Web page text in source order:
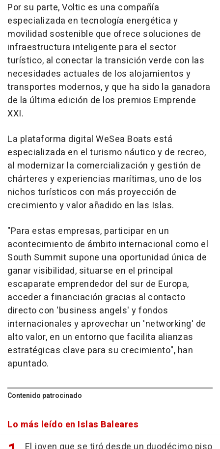
Por su parte, Voltic es una compañía
especializada en tecnología energética y
movilidad sostenible que ofrece soluciones de
infraestructura inteligente para el sector
turístico, al conectar la transición verde con las
necesidades actuales de los alojamientos y
transportes modernos, y que ha sido la ganadora
de la última edición de los premios Emprende
XXI.
La plataforma digital WeSea Boats está
especializada en el turismo náutico y de recreo,
al modernizar la comercialización y gestión de
chárteres y experiencias marítimas, uno de los
nichos turísticos con más proyección de
crecimiento y valor añadido en las Islas.
"Para estas empresas, participar en un
acontecimiento de ámbito internacional como el
South Summit supone una oportunidad única de
ganar visibilidad, situarse en el principal
escaparate emprendedor del sur de Europa,
acceder a financiación gracias al contacto
directo con 'business angels' y fondos
internacionales y aprovechar un 'networking' de
alto valor, en un entorno que facilita alianzas
estratégicas clave para su crecimiento", han
apuntado.
Contenido patrocinado
Lo más leído en Islas Baleares